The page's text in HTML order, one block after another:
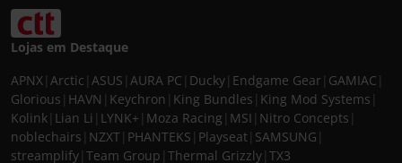
Lojas em Destaque
APNX Arctic ASUS AURA PC Ducky Endgame Gear GAMIAC
Glorious HAVN Keychron King Bundles King Mod Systems
Kolink Lian Li LYNK+ Moza Racing MSI Nitro Concepts
noblechairs NZXT PHANTEKS Playseat SAMSUNG
streamplify Team Group Thermal Grizzly TX3